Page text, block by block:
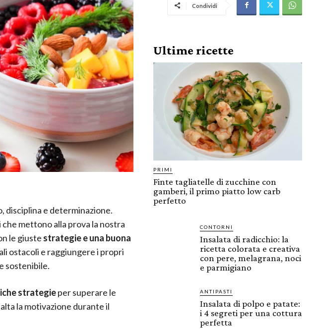
disciplina e determinazione.
mettono alla prova la nostra
le giuste strategie e una buona
ostacoli e raggiungere i propri
sostenibile.
strategieper superare le
la motivazione durante il
Condividi
Ultime ricette
PRIMI
Finte tagliatelle di zucchine con
gamberi, il primo piatto low carb
perfetto
CONTORNI
Insalata di radicchio: la
ricetta colorata e creativa
con pere, melagrana, noci
e parmigiano
ANTIPASTI
Insalata di polpo e patate:
i 4 segreti per una cottura
perfetta